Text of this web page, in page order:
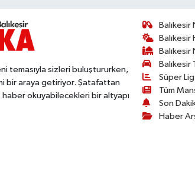
temasıyla sizleri buluştururken,
bir araya getiriyor. Şatafattan
haber okuyabilecekleri bir altyapı
Balıkesir
Balıkesir
Süper
Tüm
Son
Haber